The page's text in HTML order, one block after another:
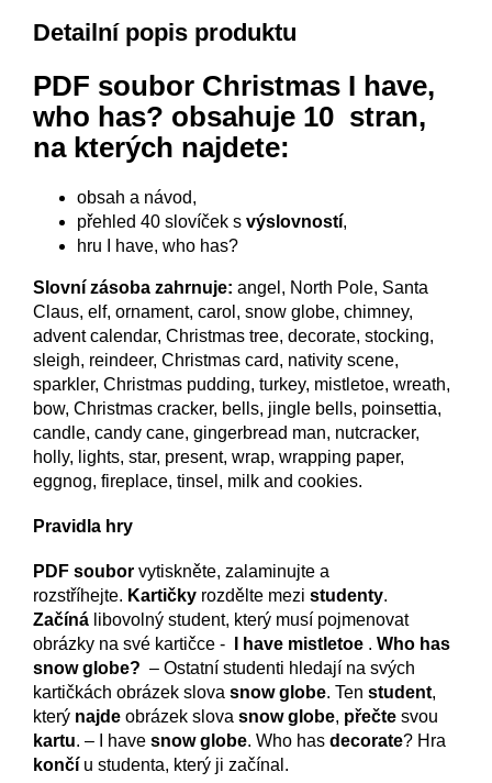
Detailní popis produktu
PDF soubor Christmas I have,
who has? obsahuje 10 stran,
na kterých najdete:
obsah a návod,
přehled 40 slovíček s výslovností,
hru I have, who has?
Slovní zásoba zahrnuje: angel, North Pole, Santa
Claus, elf, ornament, carol, snow globe, chimney,
advent calendar, Christmas tree, decorate, stocking,
sleigh, reindeer, Christmas card, nativity scene,
sparkler, Christmas pudding, turkey, mistletoe, wreath,
bow, Christmas cracker, bells, jingle bells, poinsettia,
candle, candy cane, gingerbread man, nutcracker,
holly, lights, star, present, wrap, wrapping paper,
eggnog, fireplace, tinsel, milk and cookies.
Pravidla hry
PDF soubor vytiskněte, zalaminujte a
rozstříhejte. Kartičky rozdělte mezi studenty.
Začíná libovolný student, který musí pojmenovat
obrázky na své kartičce -
I have mistletoe . Who has
snow globe? – Ostatní studenti hledají na svých
kartičkách obrázek slova snow globe. Ten student,
který najde obrázek slova snow globe, přečte svou
kartu. – I have snow globe. Who has decorate? Hra
končí u studenta, který ji začínal.